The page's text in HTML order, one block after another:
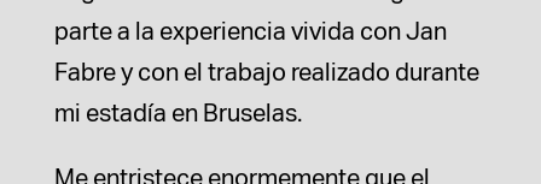
parte a la experiencia vivida con Jan
Fabre y con el trabajo realizado durante
mi estadía en Bruselas.
Me entristece enormemente que el